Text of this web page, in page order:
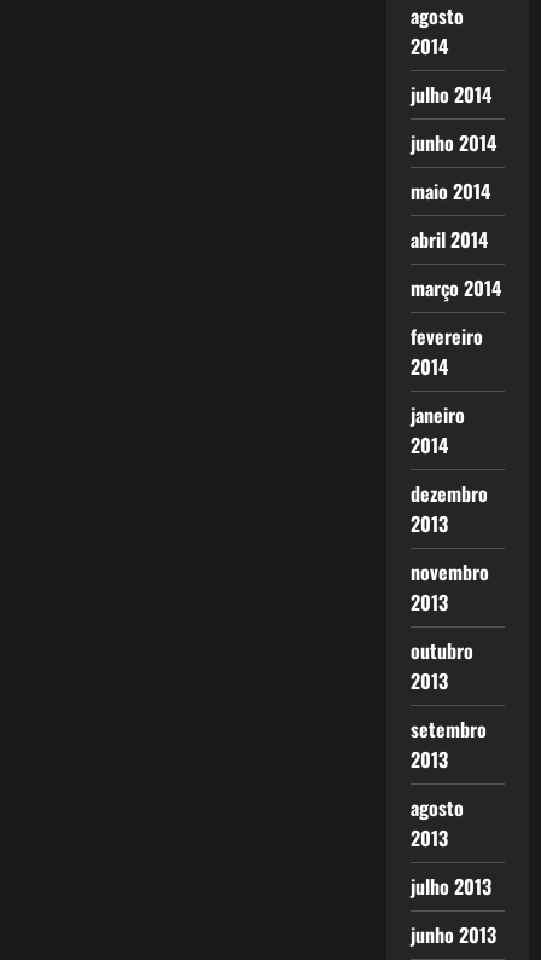
agosto
2014
julho 2014
junho 2014
maio 2014
abril 2014
março 2014
fevereiro
2014
janeiro
2014
dezembro
2013
novembro
2013
outubro
2013
setembro
2013
agosto
2013
julho 2013
junho 2013